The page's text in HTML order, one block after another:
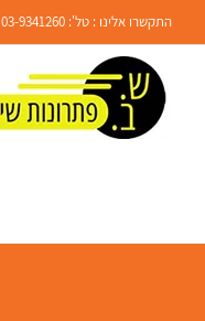
פתח סרגל נגישות
content
התקשרו אלינו : טל': 03-9341260